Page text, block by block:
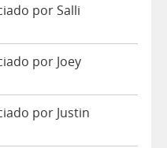
por Salli
por Joey
por Justin